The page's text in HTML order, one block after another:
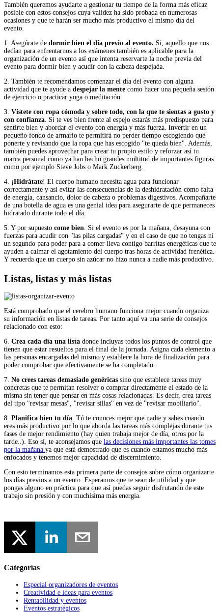
También queremos ayudarte a gestionar tu tiempo de la forma más eficaz
posible con estos consejos cuya validez ha sido probada en numerosas
ocasiones y que te harán ser mucho más productivo el mismo día del
evento.
1. Asegúrate de dormir bien el día previo al evento. Sí, aquello que nos
decían para enfrentarnos a los exámenes también es aplicable para la
organización de un evento así que intenta reservarte la noche previa del
evento para dormir bien y acudir con la cabeza despejada.
2. También te recomendamos comenzar el día del evento con alguna
actividad que te ayude a despejar la mente como hacer una pequeña sesión
de ejercicio o practicar yoga o meditación.
3. Vístete con ropa cómoda y sobre todo, con la que te sientas a gusto y
con confianza . Si te ves bien frente al espejo estarás más predispuesto para
sentirte bien y abordar el evento con energía y más fuerza. Invertir en un
pequeño fondo de armario te permitirá no perder tiempo escogiendo qué
ponerte y revisando que la ropa que has escogido "te queda bien". Además,
también puedes aprovechar para crear tu propio estilo y reforzar así tu
marca personal como ya han hecho grandes multitud de importantes figuras
como por ejemplo Steve Jobs o Mark Zuckerberg.
4. ¡Hidrátate! El cuerpo humano necesita agua para funcionar
correctamente y asi evitar las consecuencias de la deshidratación como falta
de energía, cansancio, dolor de cabeza o problemas digestivos. Acompañarte
de una botella de agua es una genial idea para asegurarte de que permaneces
hidratado durante todo el día.
5. Y por supuesto come bien . Si el evento es por la mañana, desayuna con
fuerzas para acudir con "las pilas cargadas" y en el caso de que no tengas ni
un segundo para poder para a comer lleva contigo barritas energéticas que te
ayuden a calmar el agotamiento del cuerpo tras horas de actividad frenética.
Y recuerda que un cuerpo sin azúcar no hizo nunca a nadie más productivo.
Listas, listas y más listas
Está comprobado que el cerebro humano funciona mejor cuando organiza
su información en listas de tareas. Por tanto aquí va una serie de consejos
relacionado con esto:
6. Crea cada día una lista donde incluyas todos los puntos de control que
tienen que estar resueltos para el final de la jornada. Asigna cada elemento a
las personas encargadas del mismo y establece la hora de finalización para
poder comprobar que efectivamente se ha completado.
7. No crees tareas demasiado genéricas sino que establece tareas muy
concretas que te permitan resolver o comprar directamente el estado de la
misma sin tener que pensar en más cosas relacionadas. Es decir, crea tareas
del tipo "revisar mesas", "revisar sillas" en vez de "revisar mobiliario".
8. Planifica bien tu día . Tú te conoces mejor que nadie y sabes cuando
eres más productivo por lo que aborda las tareas más complejas durante tus
fases de mejor rendimiento (hay quien trabaja mejor de día, otros por la
tarde..). Eso sí, te aconsejamos que las decisiones más importantes las tomes
por la mañana ya que está demostrado que es cuando estamos mucho más
enfocados y tenemos mejor capacidad de discernimiento.
Con esto terminamos esta primera parte de consejos sobre cómo organizarte
los días previos a un evento. Esperamos que te sean de utilidad y que
pongas alguno en práctica para que así puedas seguir disfrutando de este
trabajo sin presión y con muchísima más energia.
Categorías
Especial organizadores de eventos
Creatividad e ideas para eventos
Rentabilidad y eventos
Eventos estratégicos